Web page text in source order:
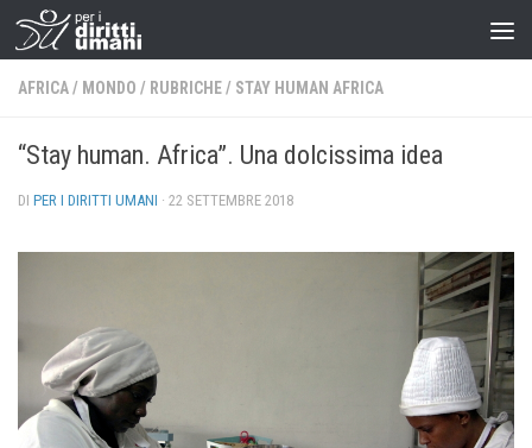
AFRICA/ MONDO / RUBRICHE/ STAY HUMAN AFRICA
“Stay human. Africa”. Una dolcissima idea
DI PER I DIRITTI UMANI · 22 SETTEMBRE 2018